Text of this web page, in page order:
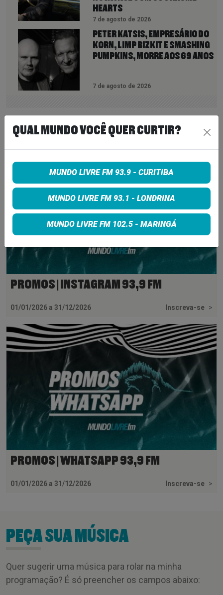
HEARTS
7 de agosto de 2026
PETER KATSIS, EMPRESÁRIO DO
KORN, LIMP BIZKIT E SMASHING
PUMPKINS, MORRE AOS 69 ANOS
7 de agosto de 2026
INSCREVA-SE
PROMOS | INSTAGRAM 93,9 FM
01/01/2026 a 31/12/2026 Inscreva-se >
PROMOS | WHATSAPP 93,9 FM
01/01/2026 a 31/12/2026 Inscreva-se >
PEÇA SUA MÚSICA
Quer sugerir uma música para rolar na minha
programação? É só preencher os campos abaixo:
QUAL MUNDO VOCÊ QUER CURTIR?
MUNDO LIVRE FM 93.9 - CURITIBA
MUNDO LIVRE FM 93.1 - LONDRINA
MUNDO LIVRE FM 102.5 - MARINGÁ